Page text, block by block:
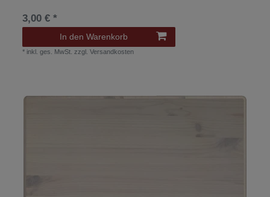
3,00 € *
In den Warenkorb
* inkl. ges. MwSt. zzgl.Versandkosten